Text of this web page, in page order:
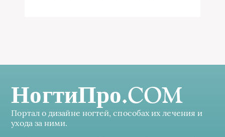
НогтиПро.COM
Портал о дизайне ногтей, способах их лечения и
ухода за ними.